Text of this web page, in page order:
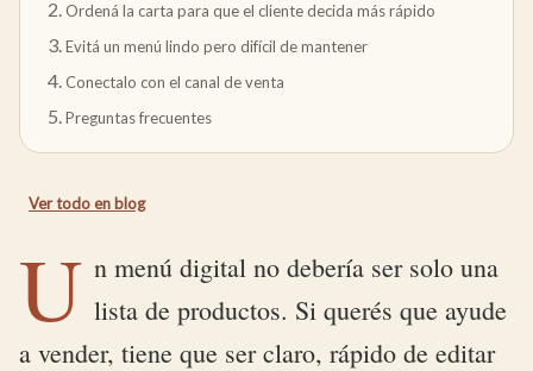
Ordená la carta para que el cliente decida más rápido
Evitá un menú lindo pero difícil de mantener
Conectalo con el canal de venta
Preguntas frecuentes
Ver todo en blog
U n menú digital no debería ser solo una
lista de productos. Si querés que ayude
a vender, tiene que ser claro, rápido de editar